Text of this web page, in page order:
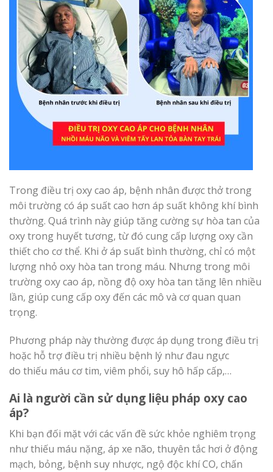
Trong điều trị oxy cao áp, bệnh nhân được thở trong
môi trường có áp suất cao hơn áp suất không khí bình
thường. Quá trình này giúp tăng cường sự hòa tan của
oxy trong huyết tương, từ đó cung cấp lượng oxy cần
thiết cho cơ thể. Khi ở áp suất bình thường, chỉ có một
lượng nhỏ oxy hòa tan trong máu. Nhưng trong môi
trường oxy cao áp, nồng độ oxy hòa tan tăng lên nhiều
lần, giúp cung cấp oxy đến các mô và cơ quan quan
trọng.
Phương pháp này thường được áp dụng trong điều trị
hoặc hỗ trợ điều trị nhiều bệnh lý như đau ngực
do thiếu máu cơ tim, viêm phổi, suy hô hấp cấp,…
Ai là người cần sử dụng liệu pháp oxy cao
áp?
Khi bạn đối mặt với các vấn đề sức khỏe nghiêm trọng
như thiếu máu nặng, áp xe não, thuyên tắc hơi ở động
mạch, bỏng, bệnh suy nhược, ngộ độc khí CO, chấn